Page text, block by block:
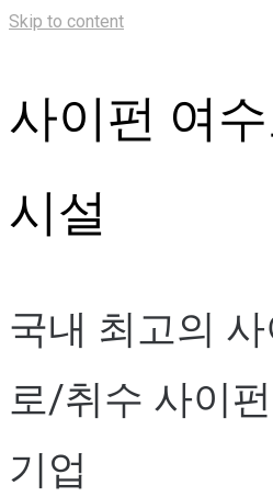
Skip to content
사이펀 여
시설
국내 최고의
로/취수 사이
기업